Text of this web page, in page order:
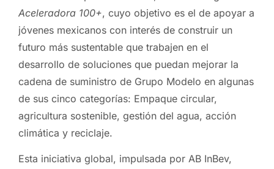
Aceleradora 100+, cuyo objetivo es el de apoyar a
jóvenes mexicanos con interés de construir un
futuro más sustentable que trabajen en el
desarrollo de soluciones que puedan mejorar la
cadena de suministro de Grupo Modelo en algunas
de sus cinco categorías: Empaque circular,
agricultura sostenible, gestión del agua, acción
climática y reciclaje.
Esta iniciativa global, impulsada por AB InBev,